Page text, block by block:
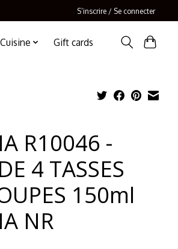
S’inscrire / Se connecter
Gift cards
R10046 -
4 TASSES
150ml
NR